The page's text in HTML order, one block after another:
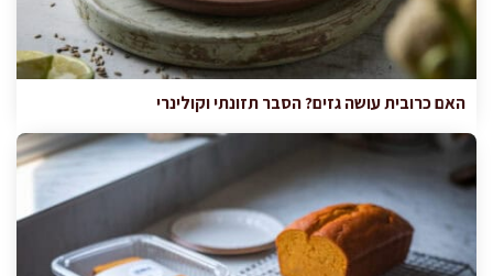
האם כרובית עושה גזים? הסבר תזונתי וקולינרי